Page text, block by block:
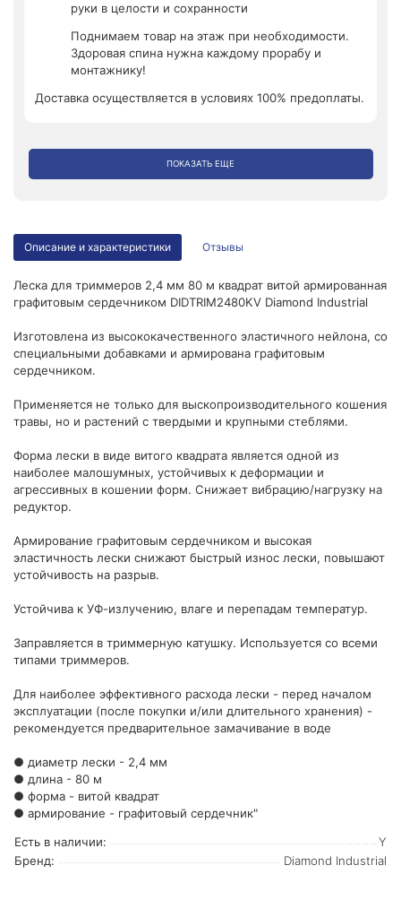
руки в целости и сохранности
Поднимаем товар на этаж при необходимости.
Здоровая спина нужна каждому прорабу и
монтажнику!
Доставка осуществляется в условиях 100% предоплаты.
ПОКАЗАТЬ ЕЩЕ
Описание и характеристики Отзывы
Леска для триммеров 2,4 мм 80 м квадрат витой армированная
графитовым сердечником DIDTRIM2480KV Diamond Industrial
Изготовлена из высококачественного эластичного нейлона, со
специальными добавками и армирована графитовым
сердечником.
Применяется не только для выскопроизводительного кошения
травы, но и растений с твердыми и крупными стеблями.
Форма лески в виде витого квадрата является одной из
наиболее малошумных, устойчивых к деформации и
агрессивных в кошении форм. Снижает вибрацию/нагрузку на
редуктор.
Армирование графитовым сердечником и высокая
эластичность лески снижают быстрый износ лески, повышают
устойчивость на разрыв.
Устойчива к УФ-излучению, влаге и перепадам температур.
Заправляется в триммерную катушку. Используется со всеми
типами триммеров.
Для наиболее эффективного расхода лески - перед началом
эксплуатации (после покупки и/или длительного хранения) -
рекомендуется предварительное замачивание в воде
● диаметр лески - 2,4 мм
● длина - 80 м
● форма - витой квадрат
● армирование - графитовый сердечник"
Есть в наличии:
Y
Бренд:
Diamond Industrial